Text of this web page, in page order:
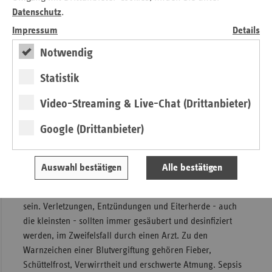
Datenschutz.
Impressum
Details
Notwendig
Statistik
Video-Streaming & Live-Chat (Drittanbieter)
Google (Drittanbieter)
Auswahl bestätigen Alle bestätigen
verhindert werden. Durch ein frühzeitiges Erkennen
schwerer Verläufe sind ein schnelles Eingreifen und eine
gezielte Behandlung möglich. Die Kampagne leistet hier
einen ganz wichtigen Beitrag, um die Aufmerksamkeit für
diese gefährliche Krankheit zu erhöhen.“
Warnzeichen erkennen
Eine Blutvergiftung entsteht, wenn die körpereigenen
zunächst begrenzte Infektion einzudämmen. Die häufigsten
Ursachen sind Lungenentzündung und Entzündungen im
Bauchraum und der Harnwege. Auch aus kleinen
Schnittverletzungen und Insektenstichen kann eine Sepsis
sein. Verletzungen, Entzündungen und Eiterherde - auch
die kleinsten - sollten immer gesäubert und desinfiziert
werden, im Zweifelsfall durch einen Arzt. Zu den
Warnzeichen einer Blutvergiftung gehören Fieber,
Schüttelfrost, Verwirrtheit und erschwerte Atmung. Sepsis